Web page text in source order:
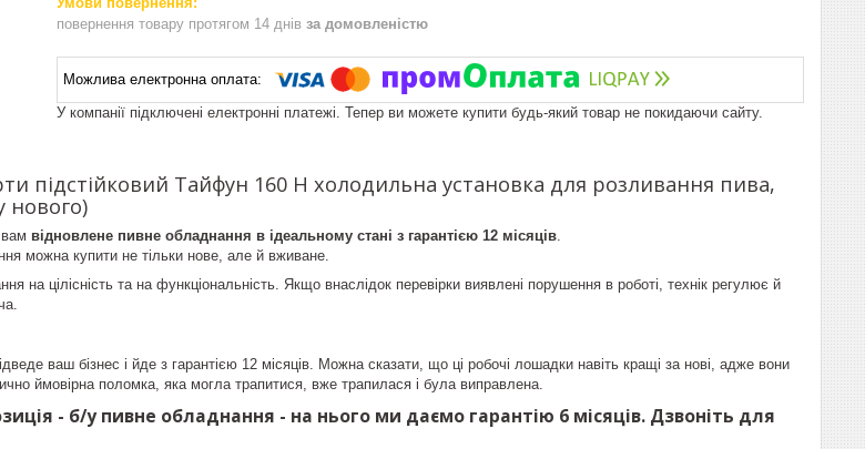
повернення товару протягом 14 днів за домовленістю
У компанії підключені електронні платежі. Тепер ви можете купити будь-який товар не покидаючи сайту.
підстійковий Тайфун 160 H холодильна установка для розливання пива,
нового)
відновлене пивне обладнання в ідеальному стані з гарантією 12 місяців
можна купити не тільки нове, але й вживане.
на цілісність та на функціональність. Якщо внаслідок перевірки виявлені порушення в роботі, технік регулює й
ваш бізнес і йде з гарантією 12 місяців. Можна сказати, що ці робочі лошадки навіть кращі за нові, адже вони
ймовірна поломка, яка могла трапитися, вже трапилася і була виправлена.
- б/у пивне обладнання - на нього ми даємо гарантію 6 місяців. Дзвоніть для